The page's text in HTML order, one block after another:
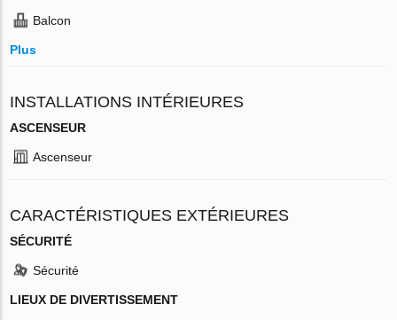
Balcon
Plus
INSTALLATIONS INTÉRIEURES
ASCENSEUR
Ascenseur
CARACTÉRISTIQUES EXTÉRIEURES
SÉCURITÉ
Sécurité
LIEUX DE DIVERTISSEMENT